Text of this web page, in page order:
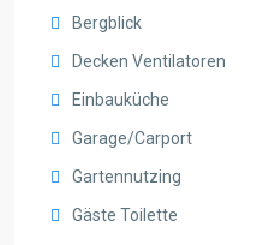
Bergblick
Decken Ventilatoren
Einbauküche
Garage/Carport
Gartennutzing
Gäste Toilette